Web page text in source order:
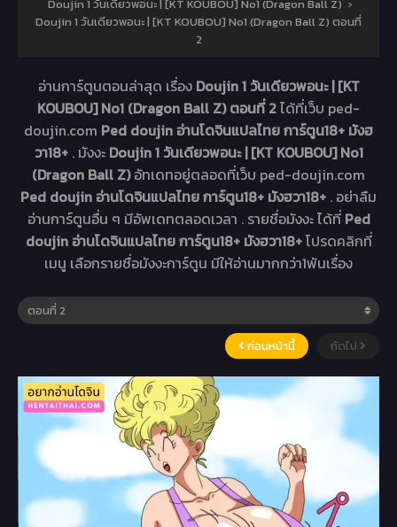
Doujin 1 วันเดียวพอนะ | [KT KOUBOU] No1 (Dragon Ball Z) ›
Doujin 1 วันเดียวพอนะ | [KT KOUBOU] No1 (Dragon Ball Z) ตอนที่
2
อ่านการ์ตูนตอนล่าสุด เรื่อง Doujin 1 วันเดียวพอนะ | [KT
KOUBOU] No1 (Dragon Ball Z) ตอนที่ 2ได้ที่เว็บ ped-
doujin.com Ped doujin อ่านโดจินแปลไทย การ์ตูน18+ มังฮ
วา18+ . มังงะ Doujin 1 วันเดียวพอนะ | [KT KOUBOU] No1
(Dragon Ball Z)อัทเดทอยู่ตลอดที่เว็บ ped-doujin.com
Ped doujin อ่านโดจินแปลไทย การ์ตูน18+ มังฮวา18+ . อย่าลืม
อ่านการ์ตูนอื่น ๆ มีอัพเดทตลอดเวลา . รายชื่อมังงะ ได้ที่ Ped
doujin อ่านโดจินแปลไทย การ์ตูน18+ มังฮวา18+โปรดคลิกที่
เมนู เลือกรายชื่อมังงะการ์ตูน มีให้อ่านมากกว่า1พันเรื่อง
ก่อนหน้านี้ ถัดไป